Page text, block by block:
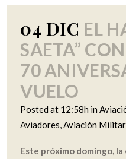
04 DIC EL
SAETA”
70
VUELO
Posted at 12:58h in
Aviadores,Aviación Militar
Este próximo domingo,